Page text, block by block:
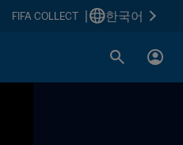
FIFA COLLECT 한국어